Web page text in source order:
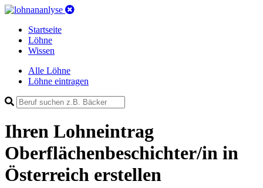
Startseite
Löhne
Wissen
Alle Löhne
Löhne eintragen
Ihren Lohneintrag
Oberflächenbeschichter/in in
Österreich erstellen